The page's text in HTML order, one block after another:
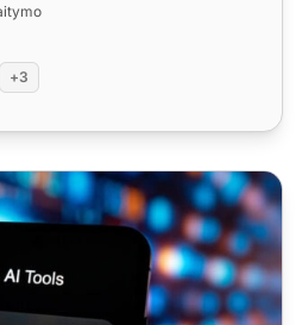
+3
2025 metais?